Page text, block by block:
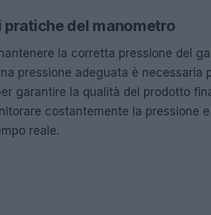
del manometro
la corretta pressione del
pressione adeguata è
garantire la qualità del prodotto
costantemente la pressione
reale.